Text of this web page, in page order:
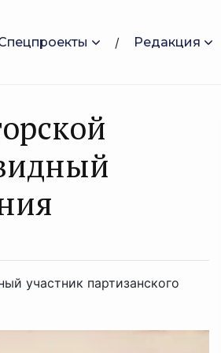
Редакция
участник партизанского